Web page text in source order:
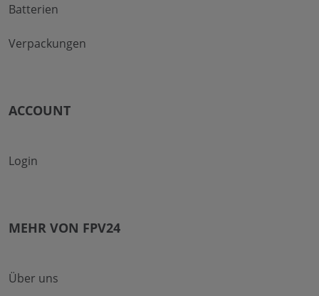
Batterien
Verpackungen
ACCOUNT
Login
MEHR VON FPV24
Über uns